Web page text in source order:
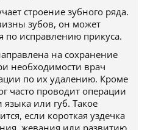
строение зубного ряда.
зубов, он может
по исправлению прикуса.
на сохранение
необходимости врач
по их удалению. Кроме
часто проводит операции
или губ. Такое
если короткая уздечка
жевания или развитию